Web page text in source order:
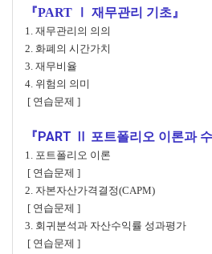
『PART Ⅰ 재무관리 기초』
1. 재무관리의 의의
2. 화폐의 시간가치
3. 재무비율
4. 위험의 의미
[ 연습문제 ]
『PART Ⅱ 포트폴리오 이론과
1. 포트폴리오 이론
[ 연습문제 ]
2. 자본자산가격결정(CAPM)
[ 연습문제 ]
3. 회귀분석과 자산수익률 성과평가
[ 연습문제 ]